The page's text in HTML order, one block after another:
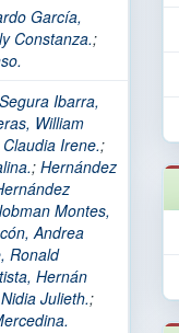
García,
Constanza.;
Segura Ibarra,
William
Irene.;
; Hernández
Montes,
Andrea
Ronald
Hernán
Julieth.;